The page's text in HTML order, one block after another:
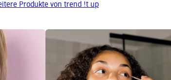
Produkte von trend !t up